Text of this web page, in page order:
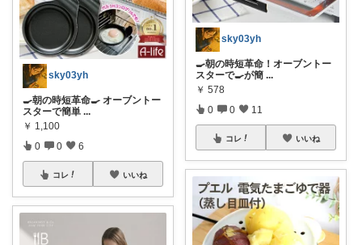
sky03yh
🍳朝の時短革命🍳 オーブントー
スターで簡単 ...
￥ 1,100
0 0 6
コレ いいね
sky03yh
🍳朝の時短革命！オーブントー
スターで🍳が簡 ...
￥ 578
0 0 11
コレ いいね